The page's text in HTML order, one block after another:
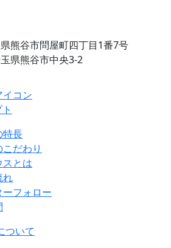
熊谷市問屋町四丁目1番7号
県熊谷市中央3-2
特長
だわり
とは
れ
フォロー
ついて